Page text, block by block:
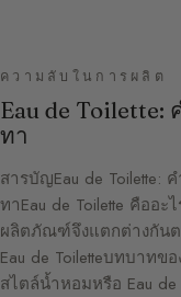
ความลับในการผลิต
Eau de Toilette:
ทา
สารบัญEau de Toilette:
ทาEau de Toilette คืออะ
ผลิตภัณฑ์จึงแตกต่างกัน
Eau de Toiletteบทบาทข
สไตล์น้ำหอมหรือ Eau